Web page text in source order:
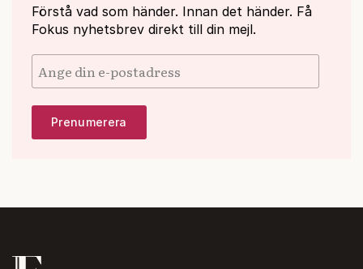
Förstå vad som händer. Innan det händer. Få
Fokus nyhetsbrev direkt till din mejl.